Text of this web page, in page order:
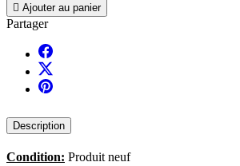
 Ajouter au panier
Partager
Description
Condition: Produit neuf